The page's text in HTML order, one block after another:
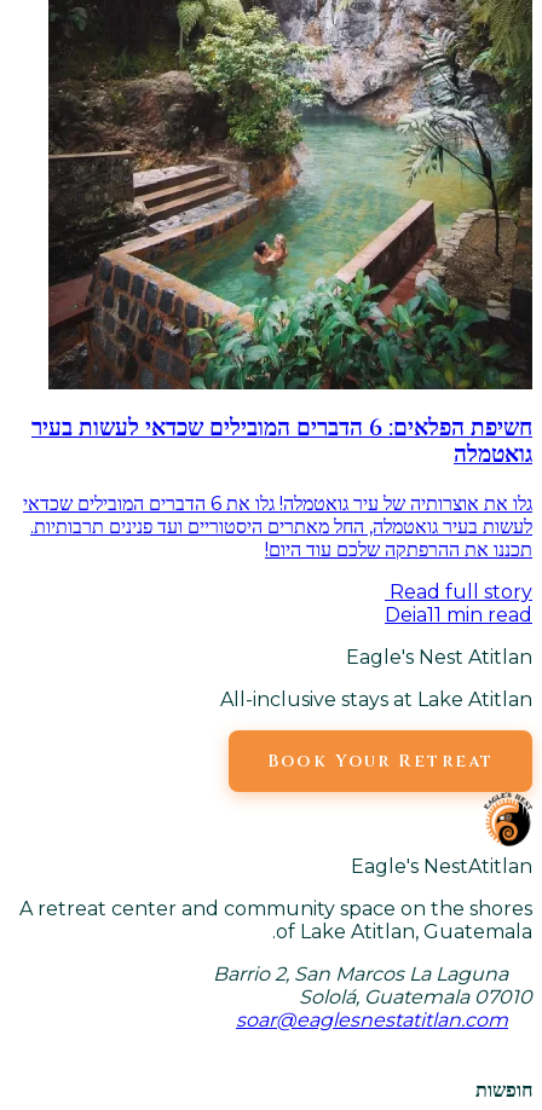
חשיפת הפלאים: 6 הדברים המובילים שכדאי לעשות בעיר
גואטמלה
גלו את אוצרותיה של עיר גואטמלה! גלו את 6 הדברים המובילים שכדאי
לעשות בעיר גואטמלה, החל מאתרים היסטוריים ועד פנינים תרבותיות.
תכננו את ההרפתקה שלכם עוד היום!
Read full story
Deia11 min read
Eagle's Nest Atitlan
All-inclusive stays at Lake Atitlan
Book Your Retreat
Eagle's NestAtitlan
A retreat center and community space on the shores
of Lake Atitlan, Guatemala.
Barrio 2, San Marcos La Laguna
Sololá, Guatemala 07010
soar@eaglesnestatitlan.com
חופשות